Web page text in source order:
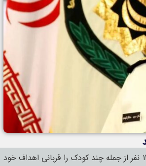
سخنگوی پلیس از استرداد سرکرده باند قاچاق انسان که ۱۴ نفر از جمله چند کودک را قربانی اهداف خود